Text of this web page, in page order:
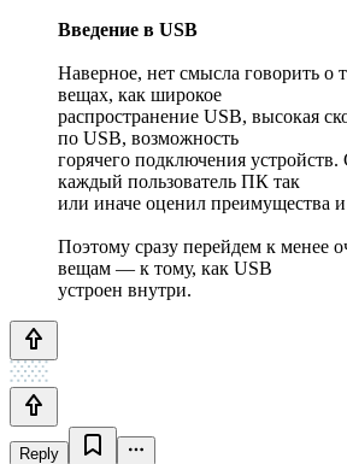
Введение в USB
Наверное, нет смысла говорить о
вещах, как широкое
распространение USB, высокая
по USB, возможность
горячего подключения
каждый пользователь ПК так
или иначе оценил преимущества
Поэтому сразу перейдем к менее
вещам — к тому, как USB
устроен внутри.
Reply